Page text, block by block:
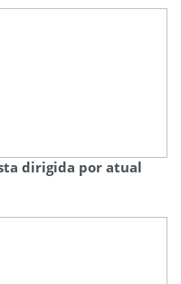
dirigida por atual